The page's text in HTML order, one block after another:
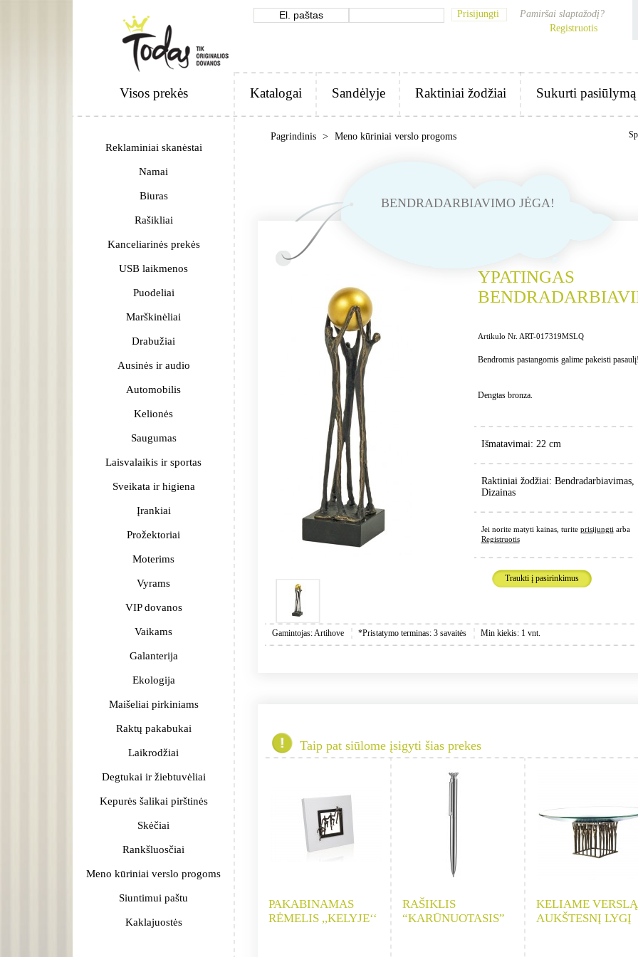
Prisijungti
Pamiršai slaptažodį?
Registruotis
Visos prekės Katalogai Sandėlyje Raktiniai žodžiai Sukurti pasiūlymą
Reklaminiai skanėstai
Namai
Biuras
Rašikliai
Kanceliarinės prekės
USB laikmenos
Puodeliai
Marškinėliai
Drabužiai
Ausinės ir audio
Automobilis
Kelionės
Saugumas
Laisvalaikis ir sportas
Sveikata ir higiena
Įrankiai
Prožektoriai
Moterims
Vyrams
VIP dovanos
Vaikams
Galanterija
Ekologija
Maišeliai pirkiniams
Raktų pakabukai
Laikrodžiai
Degtukai ir žiebtuvėliai
Kepurės šalikai pirštinės
Skėčiai
Rankšluosčiai
Meno kūriniai verslo progoms
Siuntimui paštu
Kaklajuostės
Pagrindinis > Meno kūriniai verslo progoms
BENDRADARBIAVIMO JĖGA!
YPATINGAS
Artikulo Nr. ART-017319MSLQ
Bendromis pastangomis galime pakeisti
Dengtas bronza.
Išmatavimai: 22 cm
Raktiniai žodžiai: Bendradarbiavimas,
Dizainas
Jei norite matyti kainas, turite prisijungti arba
Registruotis
Traukti į pasirinkimus
Gamintojas: Artihove *Pristatymo terminas: 3 savaitės Min kiekis: 1 vnt.
Taip pat siūlome įsigyti šias prekes
PAKABINAMAS
RĖMELIS ,,KELYJE‘‘
RAŠIKLIS
“KARŪNUOTASIS”
KELIAME
AUKŠTESNĮ LYGĮ